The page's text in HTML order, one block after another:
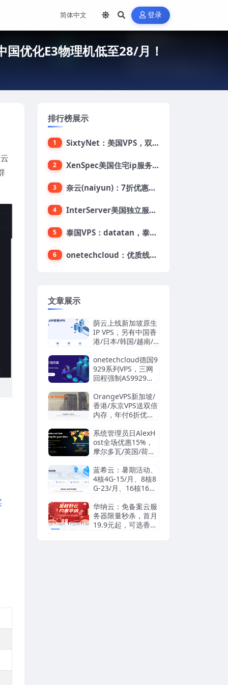
登录
优化E3物理机低至28/月！
排行榜展示
1 SixtyNet：美国VPS，双ISP类住宅IP(AT&T)，CN2 GIA网络，超高DDoS防御，$14/月，2G内存/2核/40gSSD/5T流量/10Gbps带宽
2 XenSpec美国住宅ip服务器：美国家用ip/无限流量/10Gbps独享带宽/449美元/月起，支持支付宝
3 奈云(naiyun)：7折优惠，低至34元/月，洛杉矶/香港机房，三网CN2 GIA/CUII/高防保护，解锁Chatgpt/Tiktok
4 InterServer美国独立服务器：AMD RYZEN 3600X处理器，75美元/月，送40美元
5 泰国VPS：datatan，泰国不限流量VPS，$33/月，4G内存/3核/60gSSD
6 onetechcloud：优质线路，精品VPS低至28元，美国三网原生CN2 GIA（高防可选）、香港CN2、韩国CN2
文章展示
荫云上线新加坡原生
IP VPS，另有中国香
港/日本/韩国/越南/
德国/西班牙/美国双I
SP/中国台湾原生I
P，4.2美元/月起，
onetechcloud德国9
929系列VPS，三网
回程强制AS9929，
OrangeVPS新加坡/
香港/东京VPS送双倍
内存，年付6折优
起，支持支付宝/微
信/Paypal
系统管理员日AlexH
ost全场优惠15%，
摩尔多瓦/英国/荷兰/
S/独立服务器，无视
DMCA滥用投诉/可
匿名
蓝希云：暑期活动、
4核4G-15/月、8核8
G-23/月、16核16G-
华纳云：免备案云服
务器限量秒杀，首月
19.9元起，可选香港